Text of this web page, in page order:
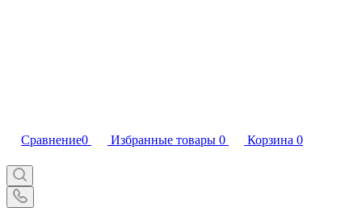
Сравнение0 Избранные товары 0 Корзина 0